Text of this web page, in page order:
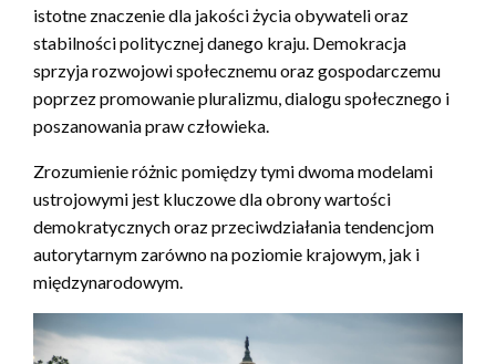
istotne znaczenie dla jakości życia obywateli oraz
stabilności politycznej danego kraju. Demokracja
sprzyja rozwojowi społecznemu oraz gospodarczemu
poprzez promowanie pluralizmu, dialogu społecznego i
poszanowania praw człowieka.
Zrozumienie różnic pomiędzy tymi dwoma modelami
ustrojowymi jest kluczowe dla obrony wartości
demokratycznych oraz przeciwdziałania tendencjom
autorytarnym zarówno na poziomie krajowym, jak i
międzynarodowym.